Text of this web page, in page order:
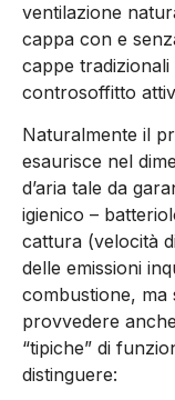
ventilazione
cappa con e
cappe
controsoffitto
Naturalmente il
esaurisce nel
d’aria tale da
igienico –
cattura (velocità
delle emissioni
combustione, ma
provvedere
“tipiche” di
distinguere: